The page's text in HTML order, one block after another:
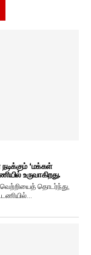
‘மக்கள்
உருவாகிறது.
தொடர்ந்து,